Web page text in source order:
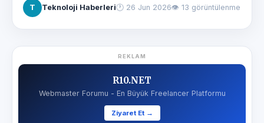
T Teknoloji Haberleri🕐 26 Jun 2026👁 13 görüntülenme
REKLAM
R10.NET
Webmaster Forumu - En Büyük Freelancer Platformu
Ziyaret Et →